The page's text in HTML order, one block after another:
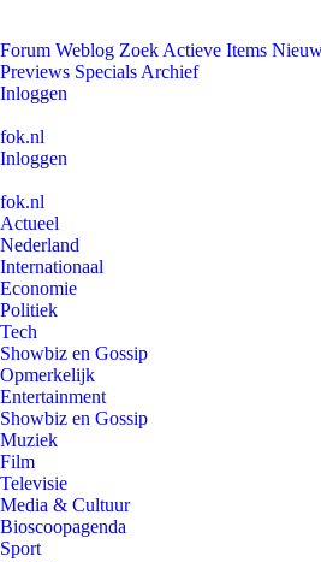
Forum Weblog Zoek Actieve Items
Previews Specials Archief
Inloggen
fok.nl
Inloggen
fok.nl
Actueel
Nederland
Internationaal
Economie
Politiek
Tech
Showbiz en Gossip
Opmerkelijk
Entertainment
Showbiz en Gossip
Muziek
Film
Televisie
Media & Cultuur
Bioscoopagenda
Sport